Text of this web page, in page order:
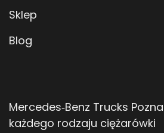
Sklep
Blog
Mercedes‑Benz Trucks
każdego rodzaju ciężarówki